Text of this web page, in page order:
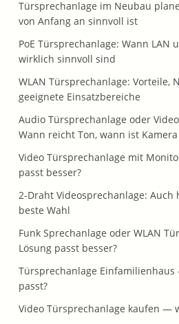
Türsprechanlage im Neubau
von Anfang an sinnvoll ist
PoE Türsprechanlage: Wann LAN
wirklich sinnvoll sind
WLAN Türsprechanlage: Vorteile,
geeignete Einsatzbereiche
Audio Türsprechanlage oder
Wann reicht Ton, wann ist
Video Türsprechanlage mit
passt besser?
2-Draht Videosprechanlage: Auch
beste Wahl
Funk Sprechanlage oder WLAN
Lösung passt besser?
Türsprechanlage Einfamilienhaus
passt?
Video Türsprechanlage kaufen —